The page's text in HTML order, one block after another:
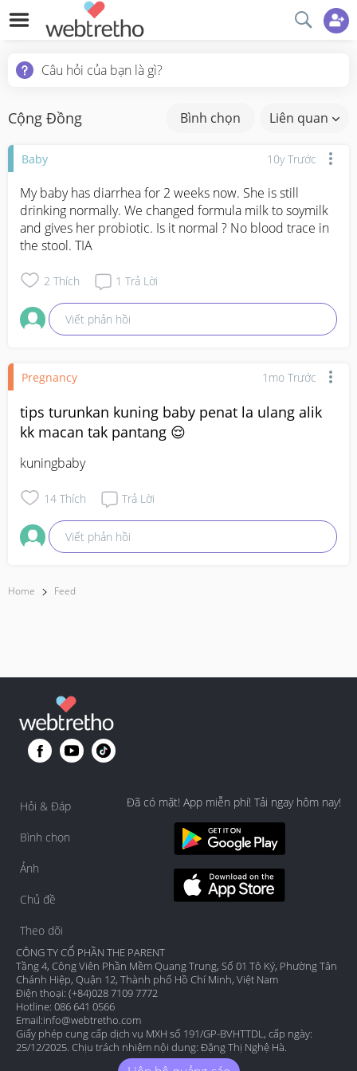
Câu hỏi của bạn là gì?
Cộng Đồng Bình chọn Liên quan
Baby 10y Trước
My baby has diarrhea for 2 weeks now. She is still
drinking normally. We changed formula milk to soymilk
and gives her probiotic. Is it normal ? No blood trace in
the stool. TIA
2 Thích 1 Trả Lời
Viết phản hồi
Pregnancy 1mo Trước
tips turunkan kuning baby penat la ulang alik
kk macan tak pantang 😌
kuningbaby
14 Thích Trả Lời
Viết phản hồi
Home Feed
Hỏi & Đáp
Bình chọn
Ảnh
Chủ đề
Theo dõi
Đã có mặt! App miễn phí! Tải ngay hôm nay!
CÔNG TY CỔ PHẦN THE PARENT
Tầng 4, Công Viên Phần Mềm Quang Trung, Số 01 Tô Ký, Phường Tân
Chánh Hiệp, Quận 12, Thành phố Hồ Chí Minh, Việt Nam
Điện thoại: (+84)028 7109 7772
Hotline: 086 641 0566
Email:info@webtretho.com
Giấy phép cung cấp dịch vụ MXH số 191/GP-BVHTTDL, cấp ngày:
25/12/2025. Chịu trách nhiệm nội dung: Đặng Thị Nghệ Hà.